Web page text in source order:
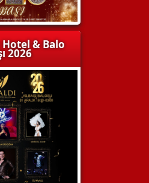
& Balo
2026